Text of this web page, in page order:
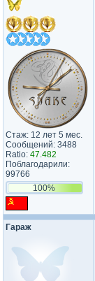
Стаж: 12 лет 5 мес.
Сообщений: 3488
Ratio: 47.482
Поблагодарили:
99766
100%
Гараж